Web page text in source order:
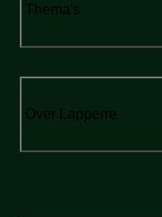
Thema's
Over Lapperre